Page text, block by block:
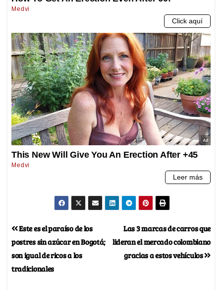
Las 3 marcas de carros que
lideran el mercado colombiano
gracias a estos vehículos
Este es el paraíso de los
postres sin azúcar en Bogotá;
son igual de ricos a los
tradicionales